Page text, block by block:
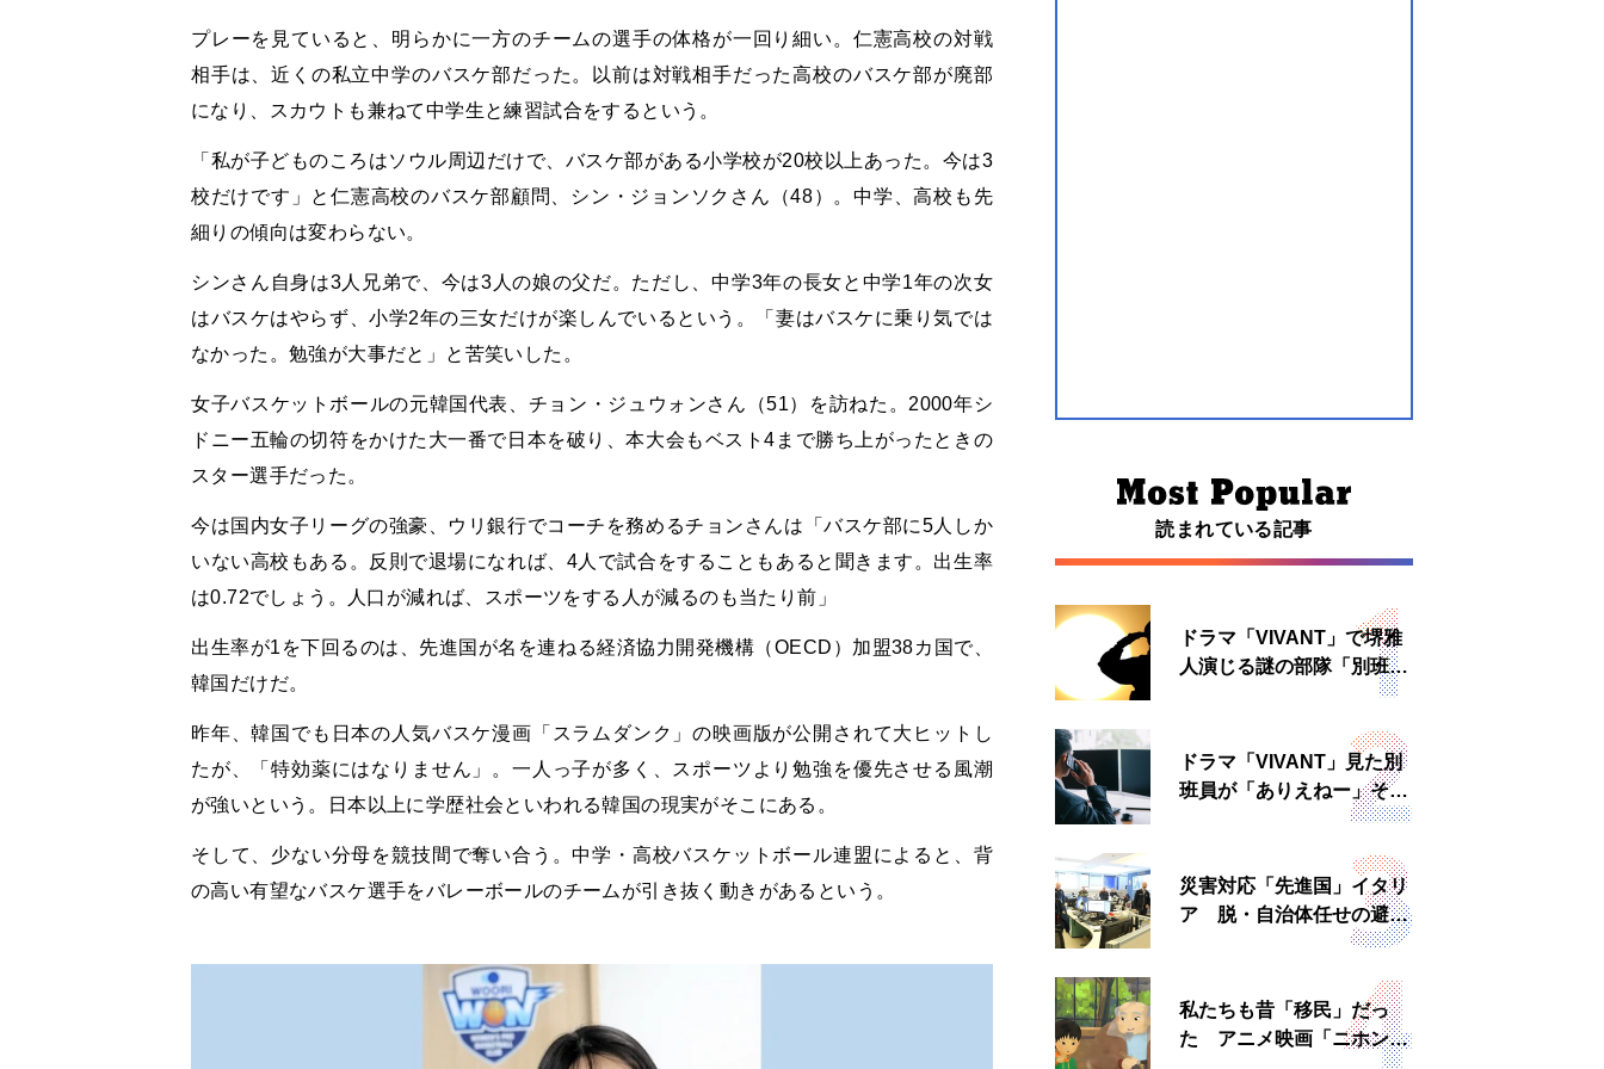
プレーを見ていると、明らかに一方のチームの選手の体格が一回り細い。仁憲高校の対戦
相手は、近くの私立中学のバスケ部だった。以前は対戦相手だった高校のバスケ部が廃部
になり、スカウトも兼ねて中学生と練習試合をするという。
「私が子どものころはソウル周辺だけで、バスケ部がある小学校が20校以上あった。今は3
校だけです」と仁憲高校のバスケ部顧問、シン・ジョンソクさん（48）。中学、高校も先
細りの傾向は変わらない。
シンさん自身は3人兄弟で、今は3人の娘の父だ。ただし、中学3年の長女と中学1年の次女
はバスケはやらず、小学2年の三女だけが楽しんでいるという。「妻はバスケに乗り気では
なかった。勉強が大事だと」と苦笑いした。
女子バスケットボールの元韓国代表、チョン・ジュウォンさん（51）を訪ねた。2000年シ
ドニー五輪の切符をかけた大一番で日本を破り、本大会もベスト4まで勝ち上がったときの
スター選手だった。
今は国内女子リーグの強豪、ウリ銀行でコーチを務めるチョンさんは「バスケ部に5人しか
いない高校もある。反則で退場になれば、4人で試合をすることもあると聞きます。出生率
は0.72でしょう。人口が減れば、スポーツをする人が減るのも当たり前」
出生率が1を下回るのは、先進国が名を連ねる経済協力開発機構（OECD）加盟38カ国で、
韓国だけだ。
昨年、韓国でも日本の人気バスケ漫画「スラムダンク」の映画版が公開されて大ヒットし
たが、「特効薬にはなりません」。一人っ子が多く、スポーツより勉強を優先させる風潮
が強いという。日本以上に学歴社会といわれる韓国の現実がそこにある。
そして、少ない分母を競技間で奪い合う。中学・高校バスケットボール連盟によると、背
の高い有望なバスケ選手をバレーボールのチームが引き抜く動きがあるという。
読まれている記事
ドラマ「VIVANT」で堺雅
人演じる謎の部隊「別班」
は実在する？内情知る人物
ドラマ「VIVANT」見た別
班員が「ありえねー」その
理由とは 非公然組織ゆえ
災害対応「先進国」イタリ
ア 脱・自治体任せの避難
所運営、被災者への温かい
私たちも昔「移民」だっ
た アニメ映画「ニホンジ